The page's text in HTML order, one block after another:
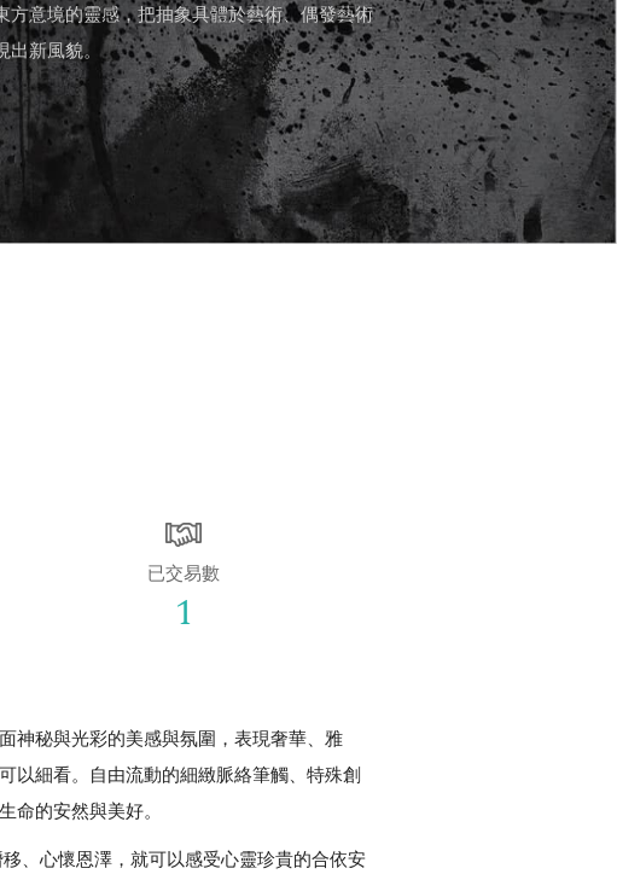
方意境的靈感，把抽象具體於藝術、偶發藝術
出新風貌。
已交易數
1
神秘與光彩的美感與氛圍，表現奢華、雅
以細看。自由流動的細緻脈絡筆觸、特殊創
的安然與美好。
、心懷恩澤，就可以感受心靈珍貴的合依安